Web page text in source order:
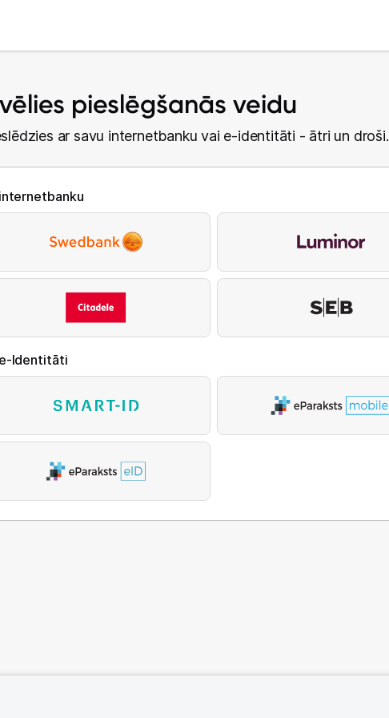
pieslēgšanās veidu
ar savu internetbanku vai e-identitāti - ātri un droši.
Identitāti